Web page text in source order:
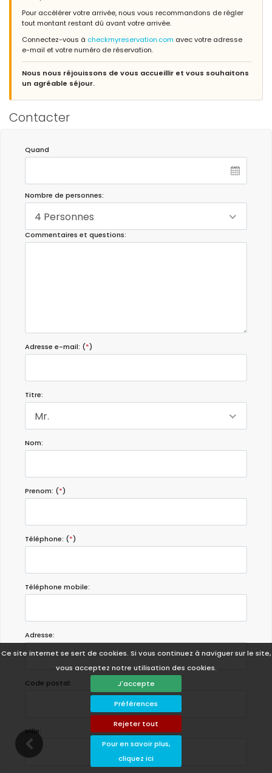
Ce site internet se sert de cookies. Si vous continuez à naviguer sur le site,
vous acceptez notre utilisation des cookies.
J'accepte
Préférences
Rejeter tout
Pour en savoir plus,
cliquez ici
Pour accélérer votre arrivée, nous vous recommandons de régler
tout montant restant dû avant votre arrivée.
Connectez-vous à checkmyreservation.com avec votre adresse
e-mail et votre numéro de réservation.
Nous nous réjouissons de vous accueillir et vous souhaitons
un agréable séjour.
Contacter
Quand
Nombre de personnes:
4 Personnes
Commentaires et questions:
Adresse e-mail: (*)
Titre:
Mr.
Nom:
Prenom: (*)
Téléphone: (*)
Téléphone mobile:
Adresse:
Code postal:
Ville: